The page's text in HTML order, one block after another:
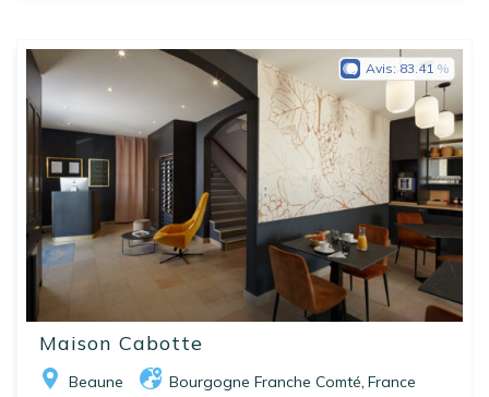
Maison Cabotte
Beaune Bourgogne Franche Comté France
Avis: 83.41